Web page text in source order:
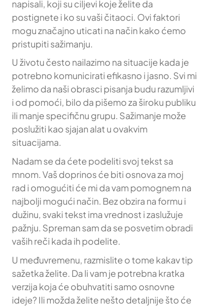
napisali, koji su ciljevi koje želite da
postignete i ko su vaši čitaoci. Ovi faktori
mogu značajno uticati na način kako ćemo
pristupiti sažimanju.
U životu često nailazimo na situacije kada je
potrebno komunicirati efikasno i jasno. Svi mi
želimo da naši obrasci pisanja budu razumljivi
i od pomoći, bilo da pišemo za široku publiku
ili manje specifičnu grupu. Sažimanje može
poslužiti kao sjajan alat u ovakvim
situacijama.
Nadam se da ćete podeliti svoj tekst sa
mnom. Vaš doprinos će biti osnova za moj
rad i omogućiti će mi da vam pomognem na
najbolji mogući način. Bez obzira na formu i
dužinu, svaki tekst ima vrednost i zaslužuje
pažnju. Spreman sam da se posvetim obradi
vaših reči kada ih podelite.
U međuvremenu, razmislite o tome kakav tip
sažetka želite. Da li vam je potrebna kratka
verzija koja će obuhvatiti samo osnovne
ideje? Ili možda želite nešto detaljnije što će